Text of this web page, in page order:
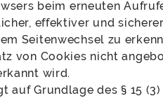
beim erneuten
effektiver und
Seitenwechsel zu
von Cookies nicht
wird.
auf Grundlage des § 15